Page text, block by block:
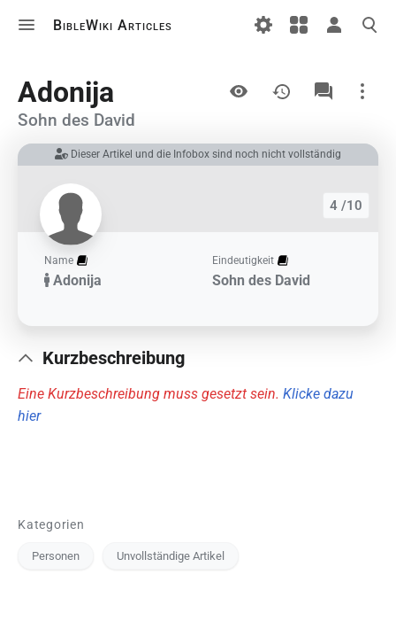
BibleWiki Articles
Adonija
Sohn des David
Links auf diesem Artikel
Änderungen an verlinkten Artikel
Druckversion
Permanenter Link
Artikelinformationen
Dieser Artikel und die Infobox sind noch nicht vollständig
4 /10
Name
Adonija
Eindeutigkeit
Sohn des David
Kurzbeschreibung
Eine Kurzbeschreibung muss gesetzt sein. Klicke dazu
hier
Kategorien
Personen Unvollständige Artikel